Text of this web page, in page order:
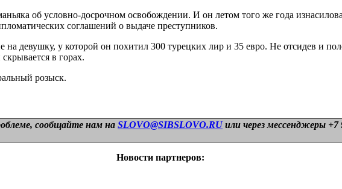
об условно-досрочном освобождении. И он летом того же года
соглашений о выдаче преступников.
девушку, у которой он похитил 300 турецких лир и 35 евро. Не отсидев и
в горах.
розыск.
сообщайте нам на SLOVO@SIBSLOVO.RU или через мессенджеры
Новости партнеров: